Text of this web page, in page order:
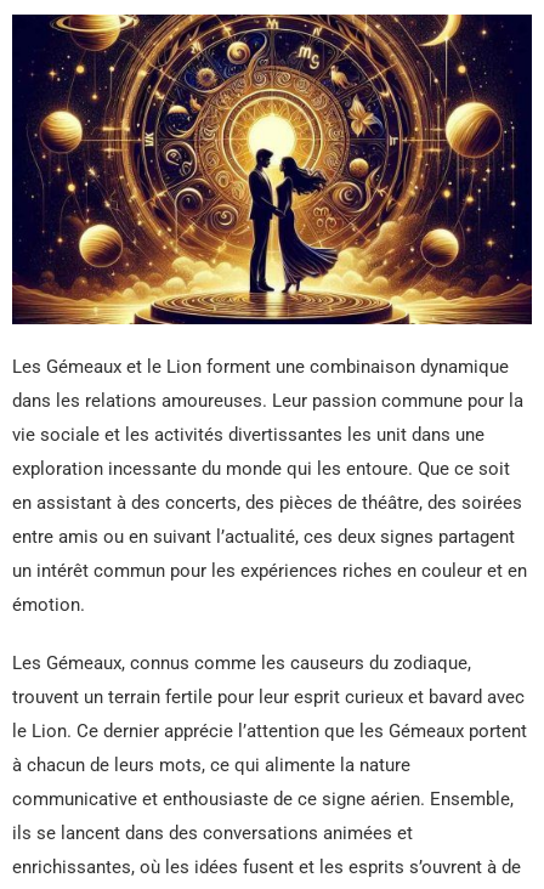
Les Gémeaux et le Lion forment une combinaison dynamique
dans les relations amoureuses. Leur passion commune pour la
vie sociale et les activités divertissantes les unit dans une
exploration incessante du monde qui les entoure. Que ce soit
en assistant à des concerts, des pièces de théâtre, des soirées
entre amis ou en suivant l’actualité, ces deux signes partagent
un intérêt commun pour les expériences riches en couleur et en
émotion.
Les Gémeaux, connus comme les causeurs du zodiaque,
trouvent un terrain fertile pour leur esprit curieux et bavard avec
le Lion. Ce dernier apprécie l’attention que les Gémeaux portent
à chacun de leurs mots, ce qui alimente la nature
communicative et enthousiaste de ce signe aérien. Ensemble,
ils se lancent dans des conversations animées et
enrichissantes, où les idées fusent et les esprits s’ouvrent à de